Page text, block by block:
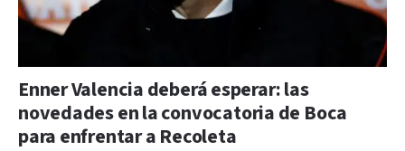
Enner Valencia deberá esperar: las
novedades en la convocatoria de Boca
para enfrentar a Recoleta